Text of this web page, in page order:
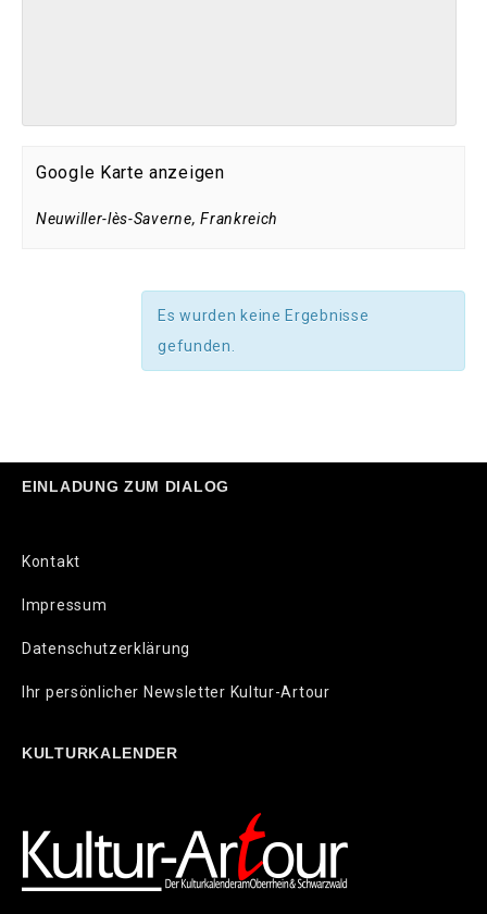
Google Karte anzeigen
Neuwiller-lès-Saverne, Frankreich
Es wurden keine Ergebnisse
gefunden.
EINLADUNG ZUM DIALOG
Kontakt
Impressum
Datenschutzerklärung
Ihr persönlicher Newsletter Kultur-Artour
KULTURKALENDER